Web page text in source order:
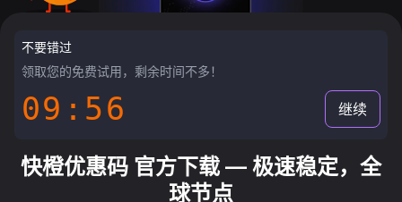
不要错过
领取您的免费试用，剩余时间不多！
09:55 继续
快橙优惠码 官方下载 — 极速稳定，全
球节点